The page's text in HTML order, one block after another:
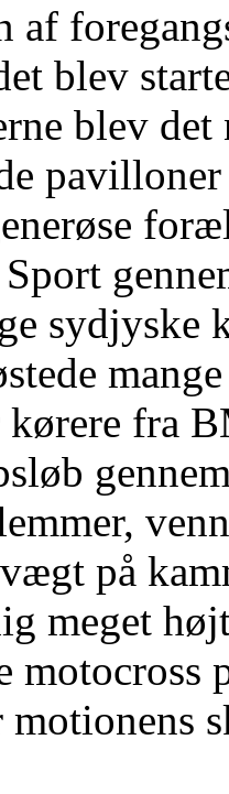
af
blev
blev
sydjyske
fra
på
meget
motocross